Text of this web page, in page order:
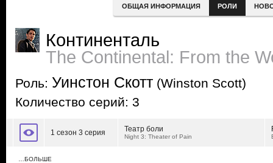
ОБЩАЯ ИНФОРМАЦИЯ РОЛИ
Континенталь
The Continental: From the
Роль: Уинстон Скотт (Winston Scott)
Количество серий: 3
1 сезон 3 серия Театр боли
Night 3: Theater of Pain
…БОЛЬШЕ